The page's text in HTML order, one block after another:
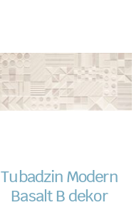
Tubadzin Modern
Basalt B dekor